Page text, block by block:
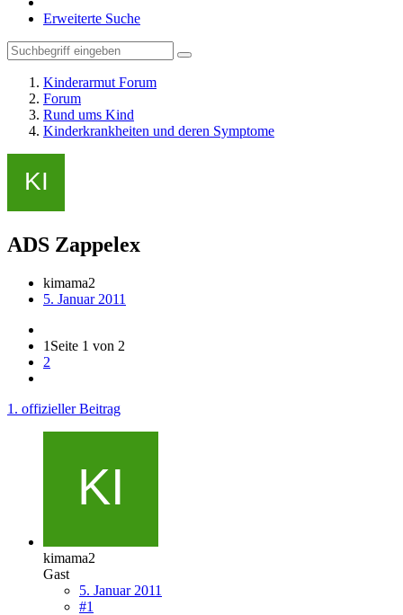
Erweiterte Suche
Kinderarmut Forum
Forum
Rund ums Kind
Kinderkrankheiten und deren Symptome
ADS Zappelex
kimama2
5. Januar 2011
1 Seite 1 von 2
2
1. offizieller Beitrag
kimama2
Gast
5. Januar 2011
#1